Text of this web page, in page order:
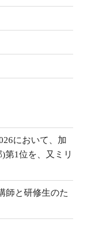
において、加
第1位を、又ミリ
師と研修生のた